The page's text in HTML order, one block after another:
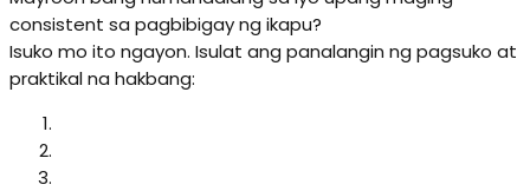
consistent sa pagbibigay ng ikapu?
Isuko mo ito ngayon. Isulat ang panalangin ng pagsuko at
praktikal na hakbang: